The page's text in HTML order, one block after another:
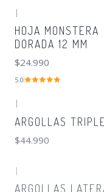
|
HOJA MONSTERA
DORADA 12 MM
$24.990
5.0
|
ARGOLLAS
$44.990
ARGOLLAS